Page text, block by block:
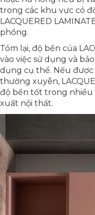
trong các khu vực có
LACQUERED
phồng.
Tóm lại, độ bền của
vào việc sử dụng và
dụng cụ thể. Nếu
thường xuyên,
độ bền tốt trong nhiều
xuất nội thất.